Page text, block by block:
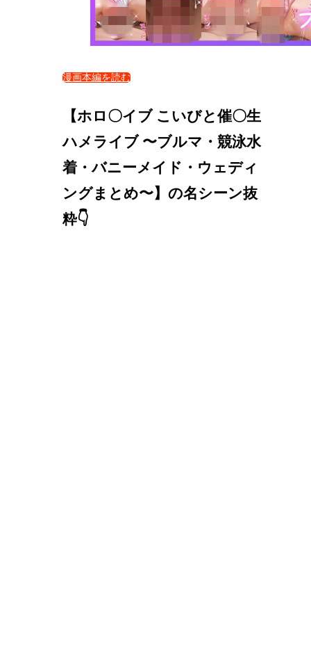
漫画本編を読む
【ホロ〇イブ こいびと催〇生
ハメライブ 〜ブルマ・競泳水
着・バニーメイド・ウェディ
ングまとめ〜】の名シーン抜
粋👇